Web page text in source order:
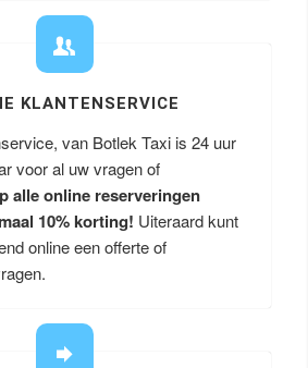
KLANTENSERVICE
van Botlek Taxi is 24 uur
voor al uw vragen of
alle online reserveringen
10% korting! Uiteraard kunt
online een offerte of